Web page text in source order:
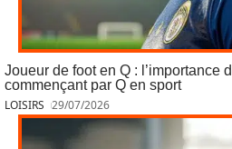
Joueur de foot en Q : l’importance
commençant par Q en sport
LOISIRS 29/07/2026